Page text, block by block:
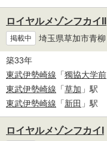
ロイヤルメゾンフカイII
掲載中 埼玉県草加市青柳
築33年
東武伊勢崎線 「獨協大学前
東武伊勢崎線 「草加 」駅
東武伊勢崎線 「新田 」駅
ロイヤルメゾンフカイI